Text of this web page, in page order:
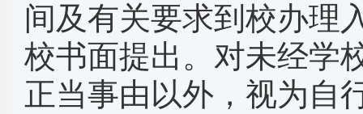
间及有关要求到校办理
校书面提出。对未经学
正当事由以外，视为自